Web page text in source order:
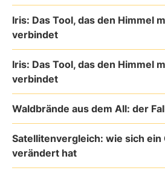
Iris: Das Tool, das den Himmel
verbindet
Iris: Das Tool, das den Himmel
verbindet
Waldbrände aus dem All: der
Satellitenvergleich: wie sich
verändert hat